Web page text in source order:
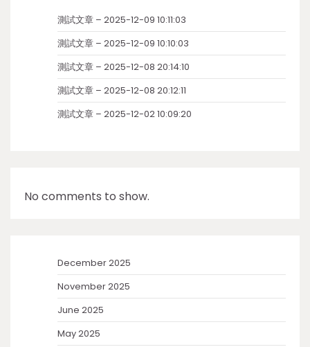
測試文章 – 2025-12-09 10:11:03
測試文章 – 2025-12-09 10:10:03
測試文章 – 2025-12-08 20:14:10
測試文章 – 2025-12-08 20:12:11
測試文章 – 2025-12-02 10:09:20
No comments to show.
December 2025
November 2025
June 2025
May 2025